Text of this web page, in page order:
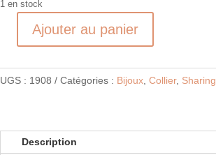
1 en stock
quantité
Collier
TIBETANP
Lune
pêche
Ajouter au panier
UGS : 1908 Catégories : Bijoux Collier, Sharing
Description